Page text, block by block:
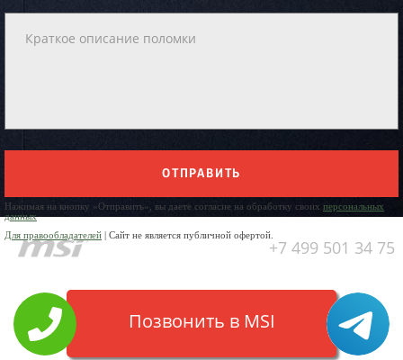
ОТПРАВИТЬ
Нажимая на кнопку «Отправить», вы даете согласие на обработку своих персональных
данных
Для правообладателей | Сайт не является публичной офертой.
+7 499 501 34 75
Позвонить в MSI